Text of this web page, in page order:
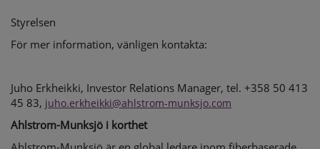
Styrelsen
För mer information, vänligen kontakta:
Juho Erkheikki, Investor Relations Manager, tel. +358 50 413
45 83, juho.erkheikki@ahlstrom-munksjo.com
Ahlstrom-Munksjö i korthet